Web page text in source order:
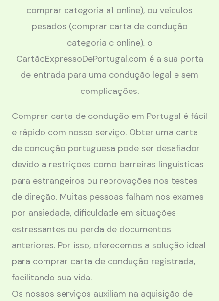
comprar categoria a1 online), ou veículos
pesados (comprar carta de condução
categoria c online),o
CartãoExpressoDePortugal.com é a sua porta
de entrada para uma condução legal e sem
complicações.
Comprar carta de condução em Portugal é fácil
e rápido com nosso serviço. Obter uma carta
de condução portuguesa pode ser desafiador
devido a restrições como barreiras linguísticas
para estrangeiros ou reprovações nos testes
de direção. Muitas pessoas falham nos exames
por ansiedade, dificuldade em situações
estressantes ou perda de documentos
anteriores. Por isso, oferecemos a solução ideal
para comprar carta de condução registrada,
facilitando sua vida.
Os nossos serviços auxiliam na aquisição de